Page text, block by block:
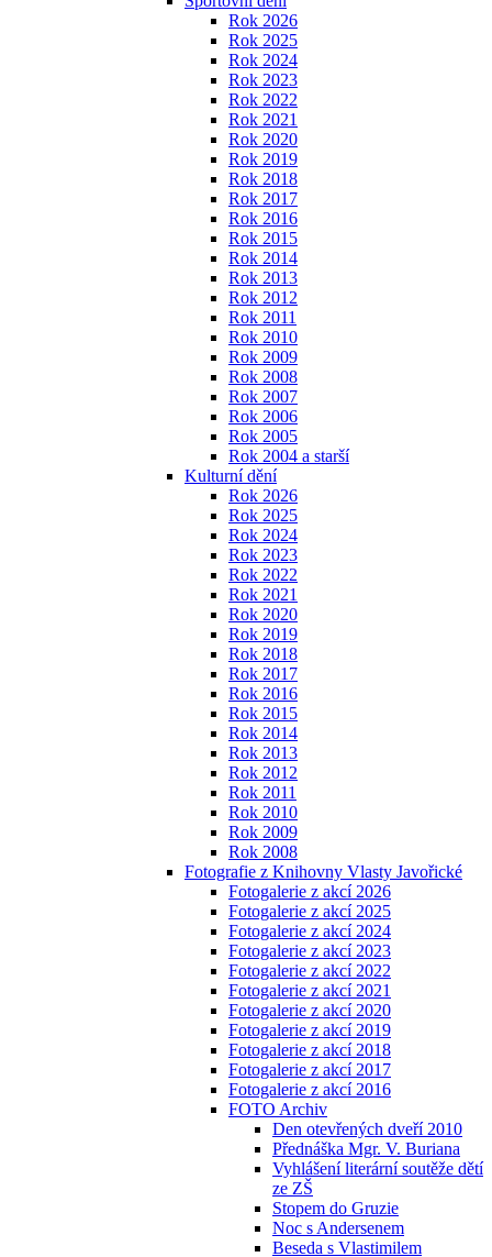
Rok 2026
Rok 2025
Rok 2024
Rok 2023
Rok 2022
Rok 2021
Rok 2020
Rok 2019
Rok 2018
Rok 2017
Rok 2016
Rok 2015
Rok 2014
Rok 2013
Rok 2012
Rok 2011
Rok 2010
Rok 2009
Rok 2008
Rok 2007
Rok 2006
Rok 2005
Rok 2004 a starší
Kulturní dění
Rok 2026
Rok 2025
Rok 2024
Rok 2023
Rok 2022
Rok 2021
Rok 2020
Rok 2019
Rok 2018
Rok 2017
Rok 2016
Rok 2015
Rok 2014
Rok 2013
Rok 2012
Rok 2011
Rok 2010
Rok 2009
Rok 2008
Fotografie z Knihovny Vlasty Javořické
Fotogalerie z akcí 2026
Fotogalerie z akcí 2025
Fotogalerie z akcí 2024
Fotogalerie z akcí 2023
Fotogalerie z akcí 2022
Fotogalerie z akcí 2021
Fotogalerie z akcí 2020
Fotogalerie z akcí 2019
Fotogalerie z akcí 2018
Fotogalerie z akcí 2017
Fotogalerie z akcí 2016
FOTO Archiv
Den otevřených dveří 2010
Přednáška Mgr. V. Buriana
Vyhlášení literární soutěže dětí
ze ZŠ
Stopem do Gruzie
Noc s Andersenem
Beseda s Vlastimilem